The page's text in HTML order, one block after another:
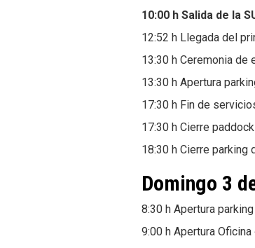
10:00 h Salida de la
12:52 h Llegada del
13:30 h Ceremonia de
13:30 h Apertura
17:30 h Fin de
17:30 h Cierre
18:30 h Cierre parking
Domingo 3
8:30 h Apertura
9:00 h Apertura